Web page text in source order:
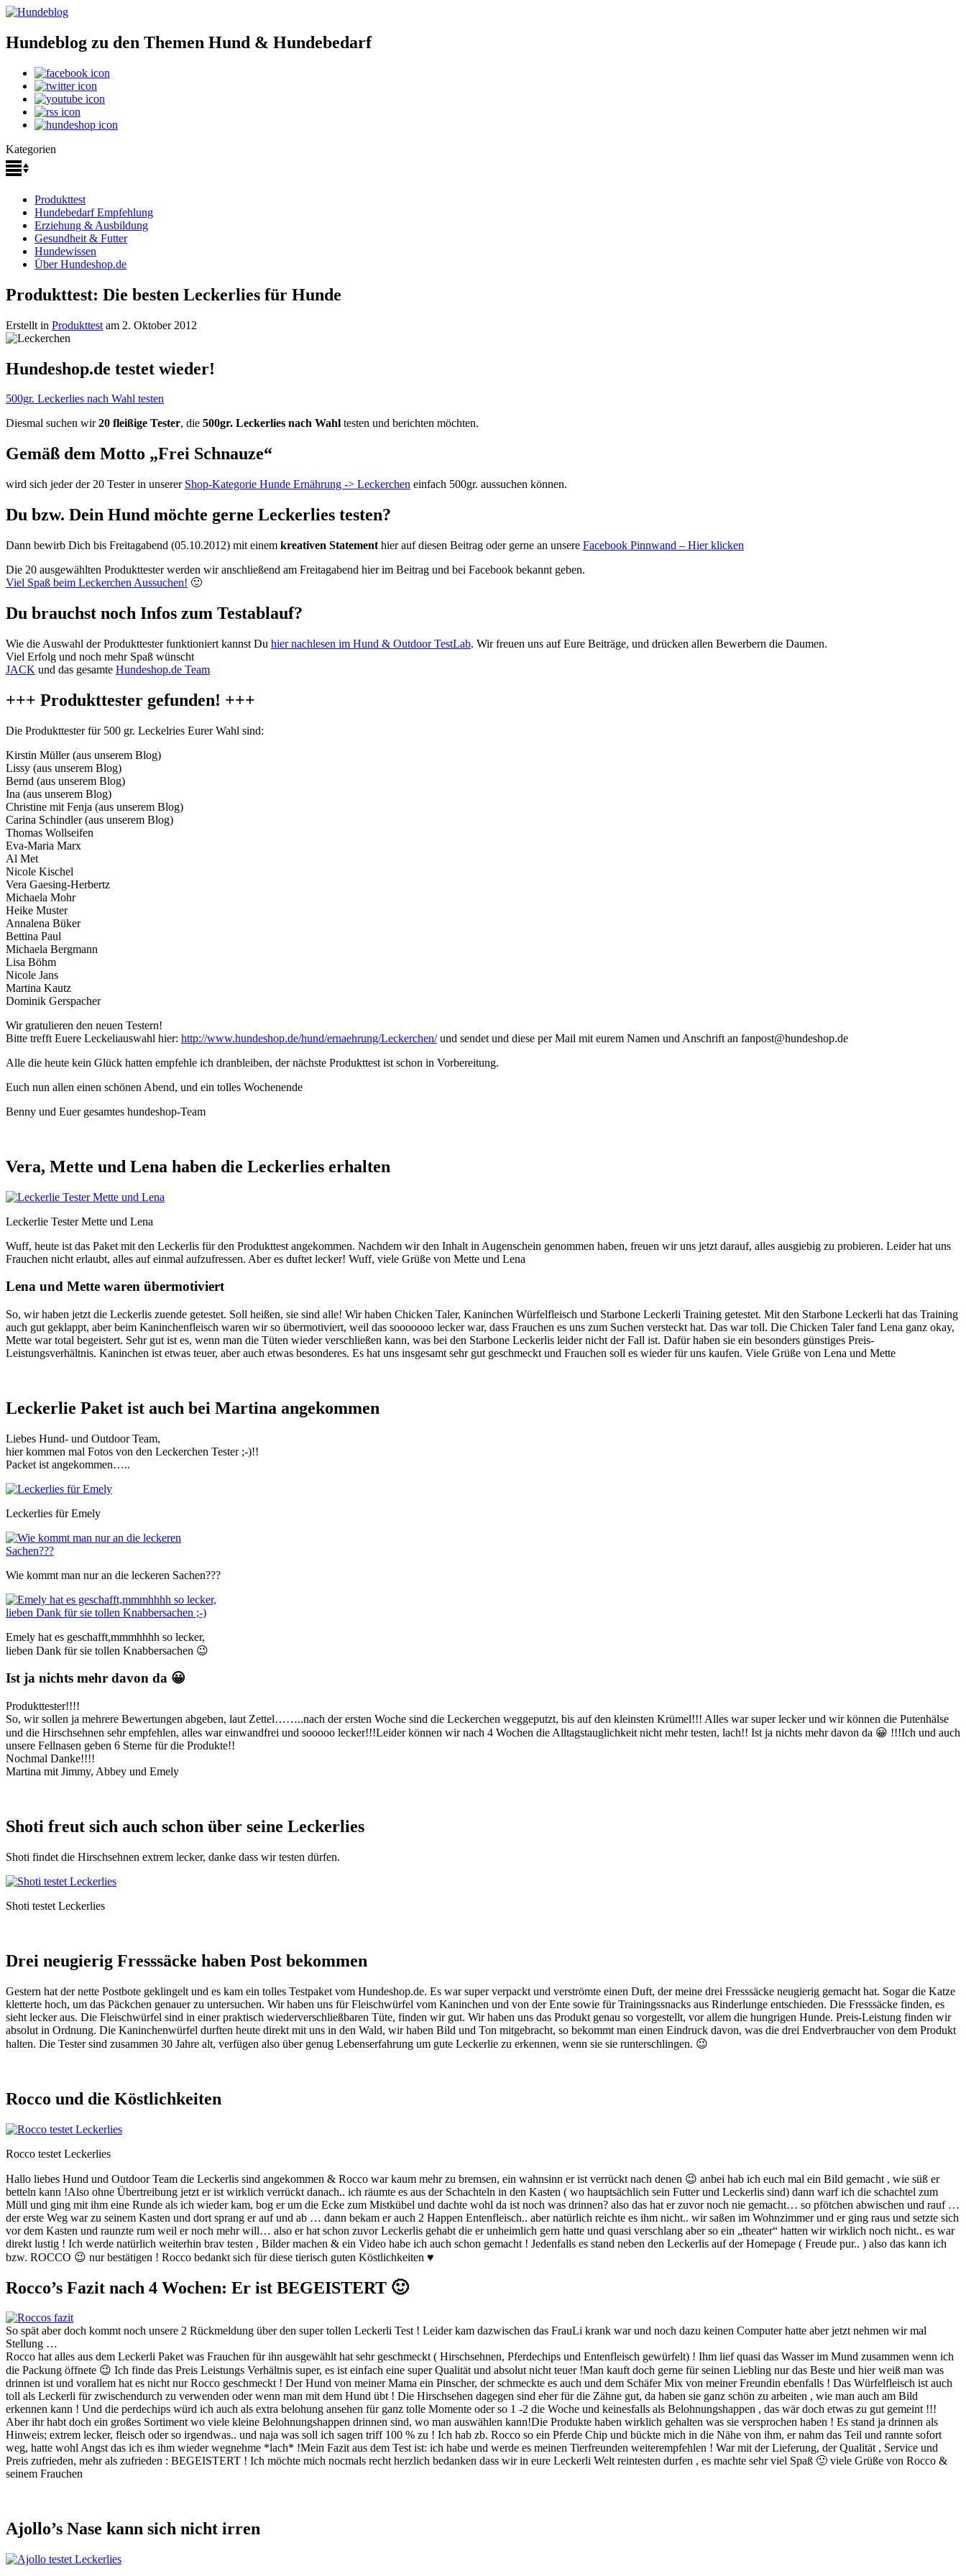
Hundeblog zu den Themen Hund & Hundebedarf
Kategorien
Produkttest
Hundebedarf Empfehlung
Erziehung & Ausbildung
Gesundheit & Futter
Hundewissen
Über Hundeshop.de
Produkttest: Die besten Leckerlies für Hunde
Erstellt in Produkttest am 2. Oktober 2012
Hundeshop.de testet wieder!
500gr. Leckerlies nach Wahl testen
Diesmal suchen wir20 fleißige Tester, die 500gr. Leckerlies nach Wahl testen und berichten möchten.
Gemäß dem Motto „Frei Schnauze“
wird sich jeder der 20 Tester in unserer Shop-Kategorie Hunde Ernährung -> Leckerchen einfach 500gr. aussuchen können.
Du bzw. Dein Hund möchte gerne Leckerlies testen?
Dann bewirb Dich bis Freitagabend (05.10.2012) mit einem kreativen Statement hier auf diesen Beitrag oder gerne an unsere Facebook Pinnwand – Hier klicken
Die 20 ausgewählten Produkttester werden wir anschließend am Freitagabend hier im Beitrag und bei Facebook bekannt geben.
Viel Spaß beim Leckerchen Aussuchen! 🙂
Du brauchst noch Infos zum Testablauf?
Wie die Auswahl der Produkttester funktioniert kannst Du hier nachlesen im Hund & Outdoor TestLab. Wir freuen uns auf Eure Beiträge, und drücken allen Bewerbern die Daumen.
Viel Erfolg und noch mehr Spaß wünscht
JACK und das gesamte Hundeshop.de Team
+++ Produkttester gefunden! +++
Die Produkttester für 500 gr. Leckelries Eurer Wahl sind:
Kirstin Müller (aus unserem Blog)
Lissy (aus unserem Blog)
Bernd (aus unserem Blog)
Ina (aus unserem Blog)
Christine mit Fenja (aus unserem Blog)
Carina Schindler (aus unserem Blog)
Thomas Wollseifen
Eva-Maria Marx
Al Met
Nicole Kischel
Vera Gaesing-Herbertz
Michaela Mohr
Heike Muster
Annalena Büker
Bettina Paul
Michaela Bergmann
Lisa Böhm
Nicole Jans
Martina Kautz
Dominik Gerspacher
Wir gratulieren den neuen Testern!
Bitte trefft Euere Leckeliauswahl hier: http://www.hundeshop.de/hund/ernaehrung/Leckerchen/und sendet und diese per Mail mit eurem Namen und Anschrift an fanpost@hundeshop.de
Alle die heute kein Glück hatten empfehle ich dranbleiben, der nächste Produkttest ist schon in Vorbereitung.
Euch nun allen einen schönen Abend, und ein tolles Wochenende
Benny und Euer gesamtes hundeshop-Team
Vera, Mette und Lena haben die Leckerlies erhalten
Leckerlie Tester Mette und Lena
Wuff, heute ist das Paket mit den Leckerlis für den Produkttest angekommen. Nachdem wir den Inhalt in Augenschein genommen haben, freuen wir uns jetzt darauf, alles ausgiebig zu probieren. Leider hat uns
Frauchen nicht erlaubt, alles auf einmal aufzufressen. Aber es duftet lecker! Wuff, viele Grüße von Mette und Lena
Lena und Mette waren übermotiviert
So, wir haben jetzt die Leckerlis zuende getestet. Soll heißen, sie sind alle! Wir haben Chicken Taler, Kaninchen Würfelfleisch und Starbone Leckerli Training getestet. Mit den Starbone Leckerli hat das Training
auch gut geklappt, aber beim Kaninchenfleisch waren wir so übermotiviert, weil das sooooooo lecker war, dass Frauchen es uns zum Suchen versteckt hat. Das war toll. Die Chicken Taler fand Lena ganz okay,
Mette war total begeistert. Sehr gut ist es, wenn man die Tüten wieder verschließen kann, was bei den Starbone Leckerlis leider nicht der Fall ist. Dafür haben sie ein besonders günstiges Preis-
Leistungsverhältnis. Kaninchen ist etwas teuer, aber auch etwas besonderes. Es hat uns insgesamt sehr gut geschmeckt und Frauchen soll es wieder für uns kaufen. Viele Grüße von Lena und Mette
Leckerlie Paket ist auch bei Martina angekommen
Liebes Hund- und Outdoor Team,
hier kommen mal Fotos von den Leckerchen Tester ;-)!!
Packet ist angekommen…..
Leckerlies für Emely
Wie kommt man nur an die leckeren Sachen???
Emely hat es geschafft,mmmhhhh so lecker,
lieben Dank für sie tollen Knabbersachen 😉
Ist ja nichts mehr davon da 😀
Produkttester!!!!
So, wir sollen ja mehrere Bewertungen abgeben, laut Zettel……..nach der ersten Woche sind die Leckerchen weggeputzt, bis auf den kleinsten Krümel!!! Alles war super lecker und wir können die Putenhälse
und die Hirschsehnen sehr empfehlen, alles war einwandfrei und sooooo lecker!!!Leider können wir nach 4 Wochen die Alltagstauglichkeit nicht mehr testen, lach!! Ist ja nichts mehr davon da 😀 !!!Ich und auch
unsere Fellnasen geben 6 Sterne für die Produkte!!
Nochmal Danke!!!!
Martina mit Jimmy, Abbey und Emely
Shoti freut sich auch schon über seine Leckerlies
Shoti findet die Hirschsehnen extrem lecker, danke dass wir testen dürfen.
Shoti testet Leckerlies
Drei neugierig Fresssäcke haben Post bekommen
Gestern hat der nette Postbote geklingelt und es kam ein tolles Testpaket vom Hundeshop.de. Es war super verpackt und verströmte einen Duft, der meine drei Fresssäcke neugierig gemacht hat. Sogar die Katze
kletterte hoch, um das Päckchen genauer zu untersuchen. Wir haben uns für Fleischwürfel vom Kaninchen und von der Ente sowie für Trainingssnacks aus Rinderlunge entschieden. Die Fresssäcke finden, es
sieht lecker aus. Die Fleischwürfel sind in einer praktisch wiederverschließbaren Tüte, finden wir gut. Wir haben uns das Produkt genau so vorgestellt, vor allem die hungrigen Hunde. Preis-Leistung finden wir
absolut in Ordnung. Die Kaninchenwürfel durften heute direkt mit uns in den Wald, wir haben Bild und Ton mitgebracht, so bekommt man einen Eindruck davon, was die drei Endverbraucher von dem Produkt
halten. Die Tester sind zusammen 30 Jahre alt, verfügen also über genug Lebenserfahrung um gute Leckerlie zu erkennen, wenn sie sie runterschlingen. 😉
Rocco und die Köstlichkeiten
Rocco testet Leckerlies
Hallo liebes Hund und Outdoor Team die Leckerlis sind angekommen & Rocco war kaum mehr zu bremsen, ein wahnsinn er ist verrückt nach denen 😉 anbei hab ich euch mal ein Bild gemacht , wie süß er
betteln kann !Also ohne Übertreibung jetzt er ist wirklich verrückt danach.. ich räumte es aus der Schachteln in den Kasten ( wo hauptsächlich sein Futter und Leckerlis sind) dann warf ich die schachtel zum
Müll und ging mit ihm eine Runde als ich wieder kam, bog er um die Ecke zum Mistkübel und dachte wohl da ist noch was drinnen? also das hat er zuvor noch nie gemacht… so pfötchen abwischen und rauf …
der erste Weg war zu seinem Kasten und dort sprang er auf und ab … dann bekam er auch 2 Happen Entenfleisch.. aber natürlich reichte es ihm nicht.. wir saßen im Wohnzimmer und er ging raus und setzte sich
vor dem Kasten und raunzte rum weil er noch mehr will… also er hat schon zuvor Leckerlis gehabt die er unheimlich gern hatte und quasi verschlang aber so ein „theater“ hatten wir wirklich noch nicht.. es war
direkt lustig ! Ich werde natürlich weiterhin brav testen , Bilder machen & ein Video habe ich auch schon gemacht ! Jedenfalls es stand neben den Leckerlis auf der Homepage ( Freude pur.. ) also das kann ich
bzw. ROCCO 😉 nur bestätigen ! Rocco bedankt sich für diese tierisch guten Köstlichkeiten ♥
Rocco’s Fazit nach 4 Wochen: Er ist BEGEISTERT 🙂
So spät aber doch kommt noch unsere 2 Rückmeldung über den super tollen Leckerli Test ! Leider kam dazwischen das FrauLi krank war und noch dazu keinen Computer hatte aber jetzt nehmen wir mal
Stellung …
Rocco hat alles aus dem Leckerli Paket was Frauchen für ihn ausgewählt hat sehr geschmeckt ( Hirschsehnen, Pferdechips und Entenfleisch gewürfelt) ! Ihm lief quasi das Wasser im Mund zusammen wenn ich
die Packung öffnete 😉 Ich finde das Preis Leistungs Verhältnis super, es ist einfach eine super Qualität und absolut nicht teuer !Man kauft doch gerne für seinen Liebling nur das Beste und hier weiß man was
drinnen ist und vorallem hat es nicht nur Rocco geschmeckt ! Der Hund von meiner Mama ein Pinscher, der schmeckte es auch und dem Schäfer Mix von meiner Freundin ebenfalls ! Das Würfelfleisch ist auch
toll als Leckerli für zwischendurch zu verwenden oder wenn man mit dem Hund übt ! Die Hirschsehen dagegen sind eher für die Zähne gut, da haben sie ganz schön zu arbeiten , wie man auch am Bild
erkennen kann ! Und die perdechips würd ich auch als extra belohung ansehen für ganz tolle Momente oder so 1 -2 die Woche und keinesfalls als Belohnungshappen , das wär doch etwas zu gut gemeint !!!
Aber ihr habt doch ein großes Sortiment wo viele kleine Belohnungshappen drinnen sind, wo man auswählen kann!Die Produkte haben wirklich gehalten was sie versprochen haben ! Es stand ja drinnen als
Hinweis; extrem lecker, fleisch oder so irgendwas.. und naja was soll ich sagen triff 100 % zu ! Ich hab zb. Rocco so ein Pferde Chip und bückte mich in die Nähe von ihm, er nahm das Teil und rannte sofort
weg, hatte wohl Angst das ich es ihm wieder wegnehme *lach* !Mein Fazit aus dem Test ist: ich habe und werde es meinen Tierfreunden weiterempfehlen ! War mit der Lieferung, der Qualität , Service und
Preis zufrieden, mehr als zufrieden : BEGEISTERT ! Ich möchte mich nocmals recht herzlich bedanken dass wir in eure Leckerli Welt reintesten durfen , es machte sehr viel Spaß 🙂 viele Grüße von Rocco &
seinem Frauchen
Ajollo’s Nase kann sich nicht irren